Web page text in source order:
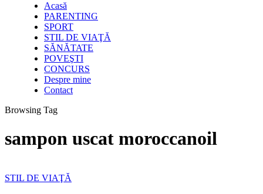
Acasă
PARENTING
SPORT
STIL DE VIAŢĂ
SĂNĂTATE
POVEŞTI
CONCURS
Despre mine
Contact
Browsing Tag
sampon uscat moroccanoil
STIL DE VIAŢĂ